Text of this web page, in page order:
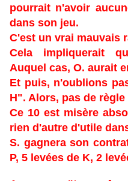
pourrait n'avoir
dans son jeu.
C'est un vrai mauvais
Cela impliquerait
Auquel cas, O. aurait
Et puis, n'oublions
H". Alors, pas de règle
Ce 10 est misère
rien d'autre d'utile
S. gagnera son
P, 5 levées de K, 2